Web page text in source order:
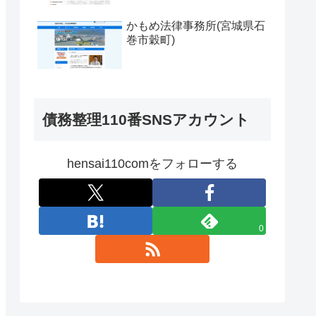
かもめ法律事務所(宮城県石
巻市穀町)
債務整理110番SNSアカウント
hensai110comをフォローする
0